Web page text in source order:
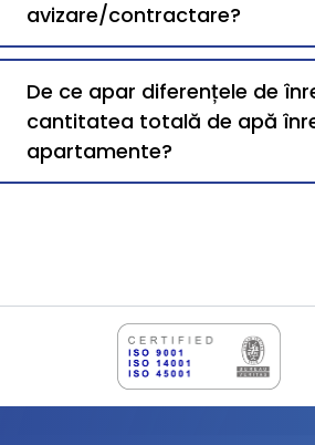
avizare/contractare?
De ce apar diferențele de
cantitatea totală de apă
apartamente?